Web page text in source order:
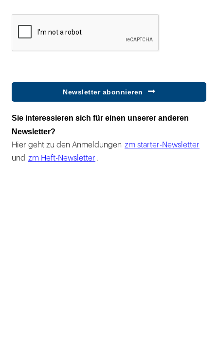
Newsletter abonnieren
Sie interessieren sich für einen unserer anderen
Newsletter?
Hier geht zu den Anmeldungen zm starter-Newsletter
und zm Heft-Newsletter .